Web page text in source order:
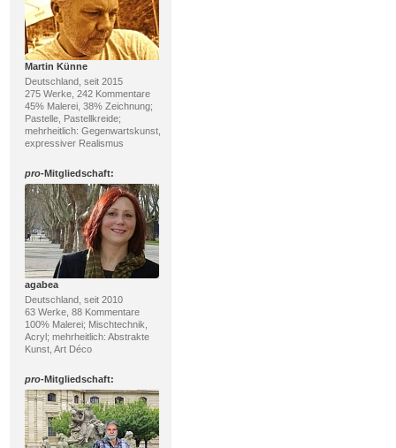
Martin Künne
Deutschland, seit 2015
275 Werke, 242 Kommentare
45% Malerei, 38% Zeichnung;
Pastelle, Pastellkreide;
mehrheitlich: Gegenwartskunst,
expressiver Realismus
pro-Mitgliedschaft:
agabea
Deutschland, seit 2010
63 Werke, 88 Kommentare
100% Malerei; Mischtechnik,
Acryl; mehrheitlich: Abstrakte
Kunst, Art Déco
pro-Mitgliedschaft: